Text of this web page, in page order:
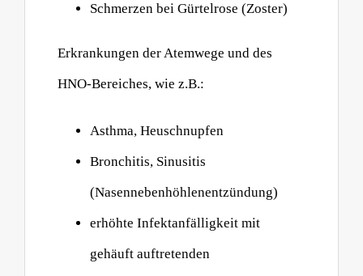
Schmerzen bei Gürtelrose (Zoster)
Erkrankungen der Atemwege und des
HNO-Bereiches, wie z.B.:
Asthma, Heuschnupfen
Bronchitis, Sinusitis
(Nasennebenhöhlenentzündung)
erhöhte Infektanfälligkeit mit
gehäuft auftretenden